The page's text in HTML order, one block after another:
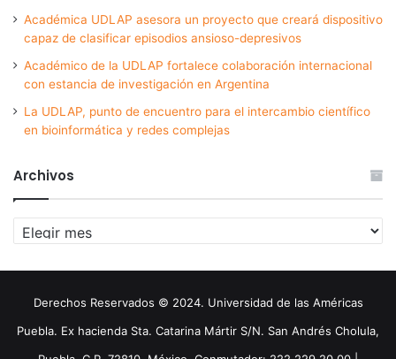
Académica UDLAP asesora un proyecto que creará dispositivo
capaz de clasificar episodios ansioso-depresivos
Académico de la UDLAP fortalece colaboración internacional
con estancia de investigación en Argentina
La UDLAP, punto de encuentro para el intercambio científico
en bioinformática y redes complejas
Archivos
Archivos
Derechos Reservados © 2024. Universidad de las Américas
Puebla. Ex hacienda Sta. Catarina Mártir S/N. San Andrés Cholula,